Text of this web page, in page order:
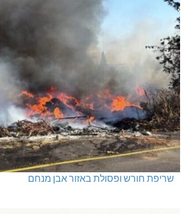
שריפת חורש ופסולת באזור אבן מנחם